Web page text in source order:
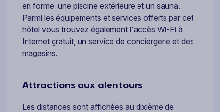
en forme, une piscine extérieure et un sauna.
Parmi les équipements et services offerts par cet
hôtel vous trouvez également l'accès Wi-Fi à
Internet gratuit, un service de conciergerie et des
magasins.
Attractions aux alentours
Les distances sont affichées au dixième de